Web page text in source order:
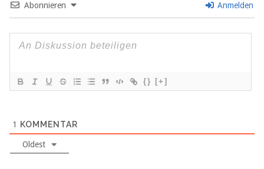
Abonnieren Anmelden
{} [+]
1 KOMMENTAR
Oldest